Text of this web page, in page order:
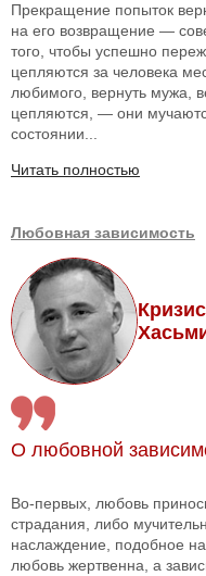
Прекращение попыток
на его возвращение —
того, чтобы успешно
цепляются за человека
любимого, вернуть мужа,
цепляются, — они
состоянии...
Читать полностью
Любовная зависимость
О любовной
Во-первых, любовь
страдания, либо
наслаждение, подобное
любовь жертвенна, а